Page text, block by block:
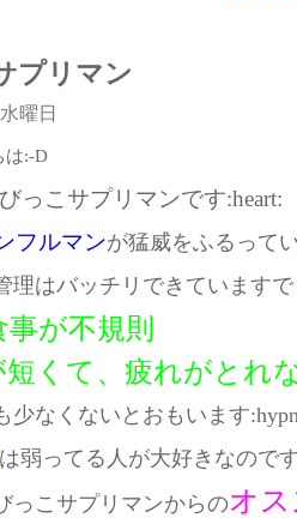
プリマン
曜日
は:-D
っこサプリマンです:heart:
フルマンが猛威をふるって
理はバッチリできています
が不規則
短くて、疲れがとれ
少なくないとおもいます
は弱ってる人が大好きなので
っこサプリマンからのオ